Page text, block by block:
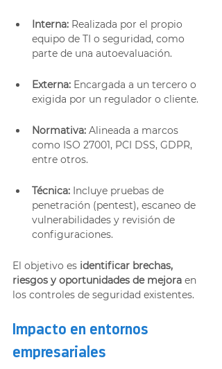
Interna: Realizada por el propio
equipo de TI o seguridad, como
parte de una autoevaluación.
Externa: Encargada a un tercero o
exigida por un regulador o cliente.
Normativa: Alineada a marcos
como ISO 27001, PCI DSS, GDPR,
entre otros.
Técnica: Incluye pruebas de
penetración (pentest), escaneo de
vulnerabilidades y revisión de
configuraciones.
El objetivo es identificar brechas,
riesgos y oportunidades de mejora en
los controles de seguridad existentes.
Impacto en entornos
empresariales